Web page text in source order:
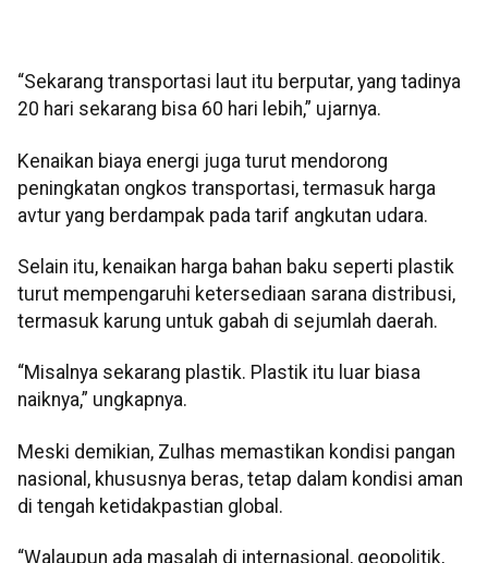
“Sekarang transportasi laut itu berputar, yang tadinya
20 hari sekarang bisa 60 hari lebih,” ujarnya.
Kenaikan biaya energi juga turut mendorong
peningkatan ongkos transportasi, termasuk harga
avtur yang berdampak pada tarif angkutan udara.
Selain itu, kenaikan harga bahan baku seperti plastik
turut mempengaruhi ketersediaan sarana distribusi,
termasuk karung untuk gabah di sejumlah daerah.
“Misalnya sekarang plastik. Plastik itu luar biasa
naiknya,” ungkapnya.
Meski demikian, Zulhas memastikan kondisi pangan
nasional, khususnya beras, tetap dalam kondisi aman
di tengah ketidakpastian global.
“Walaupun ada masalah di internasional, geopolitik,